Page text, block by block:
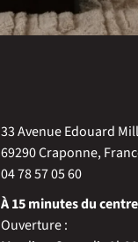
33 Avenue Edouard
69290 Craponne,
04 78 57 05 60
À 15 minutes du
Ouverture :